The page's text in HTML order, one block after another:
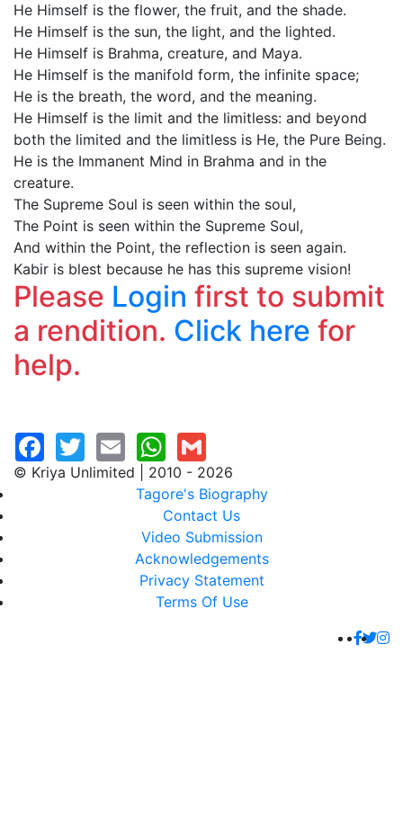
He Himself is the flower, the fruit, and the shade.
He Himself is the sun, the light, and the lighted.
He Himself is Brahma, creature, and Maya.
He Himself is the manifold form, the infinite space;
He is the breath, the word, and the meaning.
He Himself is the limit and the limitless: and beyond
both the limited and the limitless is He, the Pure Being.
He is the Immanent Mind in Brahma and in the
creature.
The Supreme Soul is seen within the soul,
The Point is seen within the Supreme Soul,
And within the Point, the reflection is seen again.
Kabir is blest because he has this supreme vision!
Please Login first to submit
a rendition. Click here for
help.
© Kriya Unlimited | 2010 - 2026
Tagore's Biography
Contact Us
Video Submission
Acknowledgements
Privacy Statement
Terms Of Use